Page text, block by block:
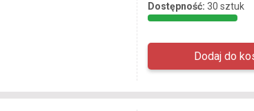
Dostępność: 30 sztuk